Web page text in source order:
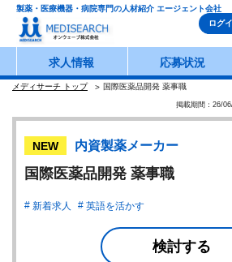
製薬・医療機器・病院専門の人材紹介 エージェント会社
ログ
求人情報 応募状況
メディサーチ トップ 国際医薬品開発 薬事職
掲載期間：26/
NEW 内資製薬メーカー
国際医薬品開発 薬事職
新着求人 英語を活かす
検討する